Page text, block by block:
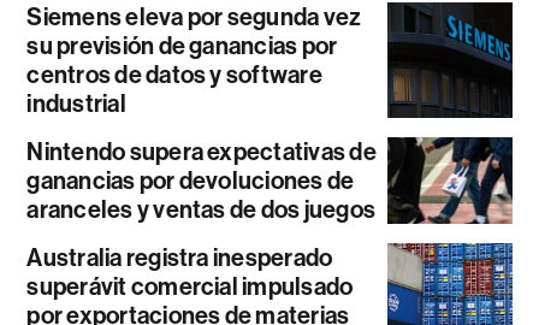
Siemens eleva por segunda vez
su previsión de ganancias por
centros de datos y software
industrial
Nintendo supera expectativas de
ganancias por devoluciones de
aranceles y ventas de dos juegos
Australia registra inesperado
superávit comercial impulsado
por exportaciones de materias